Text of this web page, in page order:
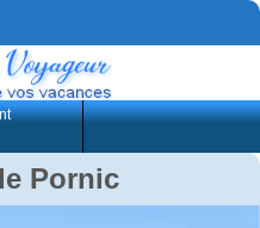
Pornic